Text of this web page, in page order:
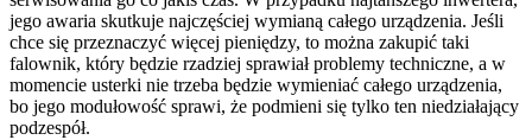
jego awaria skutkuje najczęściej wymianą całego urządzenia. Jeśli
chce się przeznaczyć więcej pieniędzy, to można zakupić taki
falownik, który będzie rzadziej sprawiał problemy techniczne, a w
momencie usterki nie trzeba będzie wymieniać całego urządzenia,
bo jego modułowość sprawi, że podmieni się tylko ten niedziałający
podzespół.